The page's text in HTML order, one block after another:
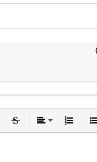
Зачеркнутый